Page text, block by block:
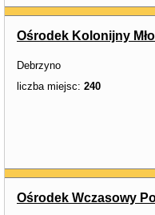
Ośrodek Kolonijny
Debrzyno
liczba miejsc: 240
Ośrodek Wczasowy